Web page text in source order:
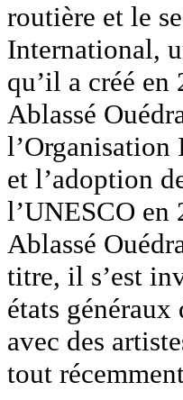
routière et le
International,
qu’il a créé en
Ablassé
l’Organisation
et l’adoption
l’UNESCO en
Ablassé
titre, il s’est
états
avec des
tout